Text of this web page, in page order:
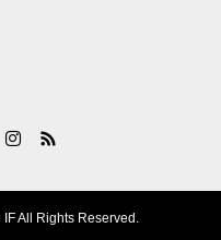
All Rights Reserved.